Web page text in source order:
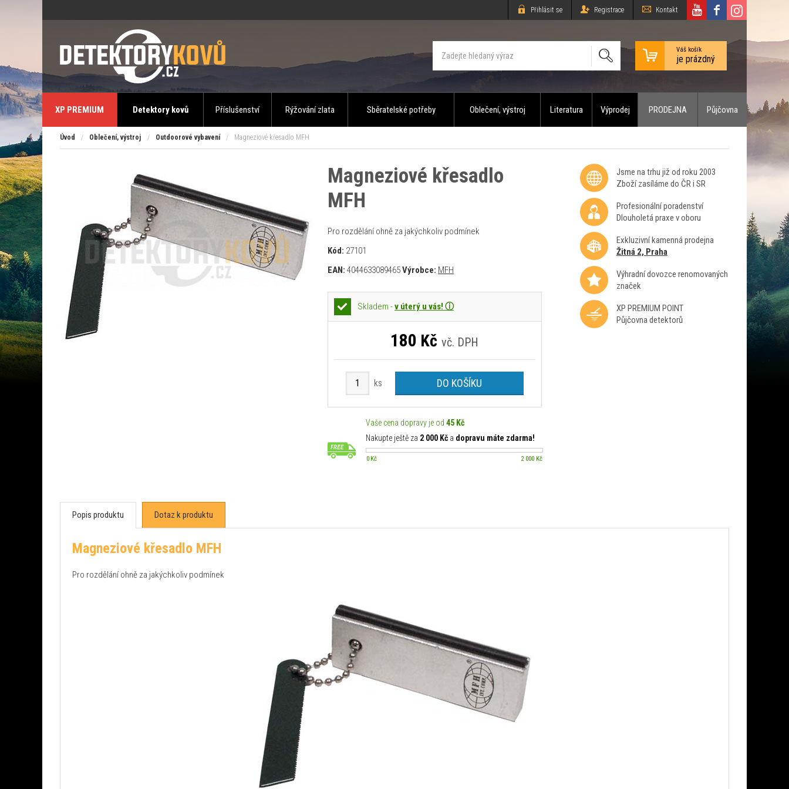
Přihlásit se Registrace Kontakt
Váš košík
je prázdný
XP PREMIUM Detektory kovů Příslušenství Rýžování zlata Sběratelské potřeby Oblečení, výstroj Literatura Výprodej PRODEJNA Půjčovna
Úvod / Oblečení, výstroj / Outdoorové vybavení / Magneziové křesadlo MFH
Magneziové křesadlo
MFH
Pro rozdělání ohně za jakýchkoliv podmínek
Kód: 27101
EAN: 4044633089465Výrobce: MFH
Skladem -v úterý u vás! ⓘ
180 Kč vč. DPH
ks DO KOŠÍKU
Vaše cena dopravy je od 45 Kč
Nakupte ještě za 2 000 Kča dopravu máte zdarma!
0 Kč 2 000 Kč
Jsme na trhu již od roku 2003
Zboží zasíláme do ČR i SR
Profesionální poradenství
Dlouholetá praxe v oboru
Exkluzivní kamenná prodejna
Žitná 2, Praha
Výhradní dovozce renomovaných
značek
XP PREMIUM POINT
Půjčovna detektorů
Popis produktu Dotaz k produktu
Magneziové křesadlo MFH
Pro rozdělání ohně za jakýchkoliv podmínek